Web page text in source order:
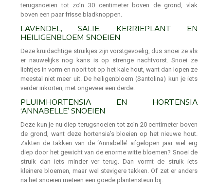
terugsnoeien tot zo’n 30 centimeter boven de grond, vlak
boven een paar frisse bladknoppen.
LAVENDEL, SALIE, KERRIEPLANT EN
HEILIGENBLOEM SNOEIEN
Deze kruidachtige struikjes zijn vorstgevoelig, dus snoei ze als
er nauwelijks nog kans is op strenge nachtvorst. Snoei ze
lichtjes in vorm en nooit tot op het kale hout, want dan lopen ze
meestal niet meer uit. De heiligenbloem (Santolina) kun je iets
verder inkorten, met ongeveer een derde.
PLUIMHORTENSIA EN HORTENSIA
‘ANNABELLE’ SNOEIEN
Deze kun je nu diep terugsnoeien tot zo’n 20 centimeter boven
de grond, want deze hortensia’s bloeien op het nieuwe hout.
Zakten de takken van de ‘Annabelle’ afgelopen jaar wel erg
diep door het gewicht van de enorme witte bloemen? Snoei de
struik dan iets minder ver terug. Dan vormt de struik iets
kleinere bloemen, maar wel stevigere takken. Of zet er anders
na het snoeien meteen een goede plantensteun bij.